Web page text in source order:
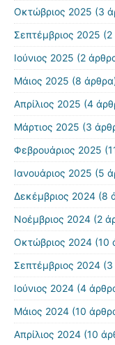
Οκτώβριος 2025 (3
Σεπτέμβριος 2025 (2
Ιούνιος 2025 (2
Μάιος 2025 (8
Απρίλιος 2025 (4
Μάρτιος 2025 (3
Φεβρουάριος 2025
Ιανουάριος 2025 (5
Δεκέμβριος 2024 (8
Νοέμβριος 2024 (2
Οκτώβριος 2024 (10
Σεπτέμβριος 2024
Ιούνιος 2024 (4
Μάιος 2024 (10
Απρίλιος 2024 (10